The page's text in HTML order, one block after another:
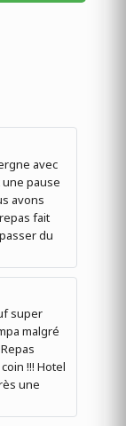
avec
pause
avons
fait
du
super
malgré
!!! Hotel
une